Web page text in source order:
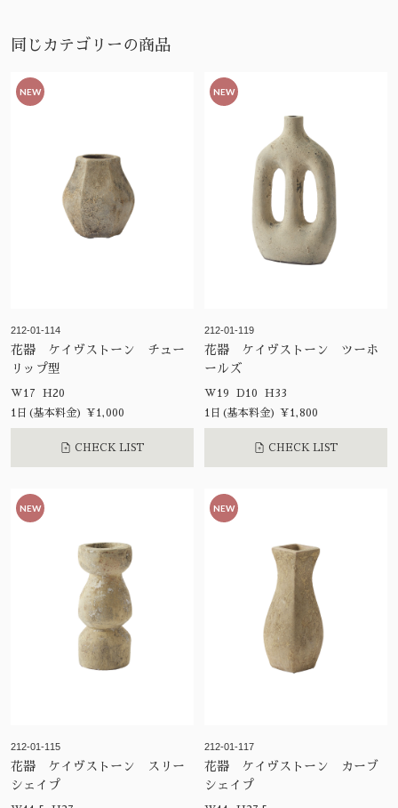
同じカテゴリーの商品
NEW
212-01-114
花器 ケイヴストーン チュー
リップ型
W17 H20
1日(基本料金) ¥1,000
CHECK LIST
NEW
212-01-119
花器 ケイヴストーン ツーホ
ールズ
W19 D10 H33
1日(基本料金) ¥1,800
CHECK LIST
NEW
212-01-115
花器 ケイヴストーン スリー
シェイプ
NEW
212-01-117
花器 ケイヴストーン カーブ
シェイプ